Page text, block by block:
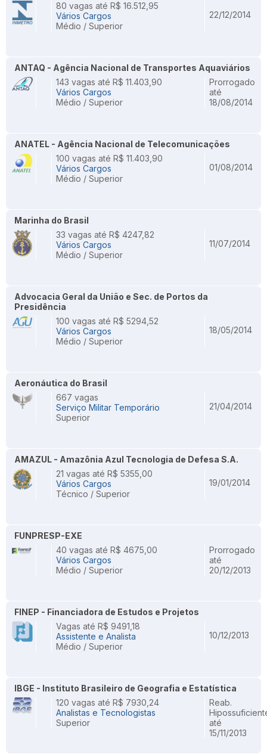
80 vagas até R$ 16.512,95
Vários Cargos
Médio / Superior
22/12/2014
ANTAQ - Agência Nacional de Transportes Aquaviários
143 vagas até R$ 11.403,90
Vários Cargos
Médio / Superior
Prorrogado
até
18/08/2014
ANATEL - Agência Nacional de Telecomunicações
100 vagas até R$ 11.403,90
Vários Cargos
Médio / Superior
01/08/2014
Marinha do Brasil
33 vagas até R$ 4247,82
Vários Cargos
Médio / Superior
11/07/2014
Advocacia Geral da União e Sec. de Portos da
Presidência
100 vagas até R$ 5294,52
Vários Cargos
Médio / Superior
18/05/2014
Aeronáutica do Brasil
667 vagas
Serviço Militar Temporário
Superior
21/04/2014
AMAZUL - Amazônia Azul Tecnologia de Defesa S.A.
21 vagas até R$ 5355,00
Vários Cargos
Técnico / Superior
19/01/2014
FUNPRESP-EXE
40 vagas até R$ 4675,00
Vários Cargos
Médio / Superior
Prorrogado
até
20/12/2013
FINEP - Financiadora de Estudos e Projetos
Vagas até R$ 9491,18
Assistente e Analista
Médio / Superior
10/12/2013
IBGE - Instituto Brasileiro de Geografia e Estatística
120 vagas até R$ 7930,24
Analistas e Tecnologistas
Superior
Reab.
até
15/11/2013